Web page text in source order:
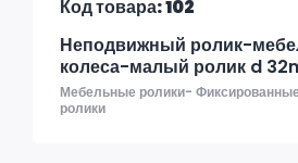
Код товара: 102
Неподвижный ролик-
колеса-малый ролик d
Мебельные ролики-
ролики